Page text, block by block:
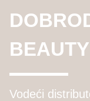
BEAUTY
Vodeći